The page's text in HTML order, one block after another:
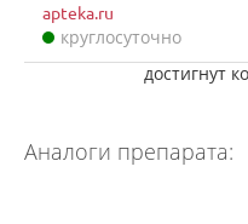
apteka.ru
круглосуточно
достигнут
Аналоги препарата: